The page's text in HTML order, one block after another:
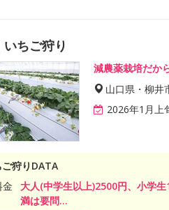
ちご狩り
減農薬栽培だか
山口県・柳井
2026年1月上
ご狩りDATA
金
大人(中学生以上)2500円、小学
満は要問...